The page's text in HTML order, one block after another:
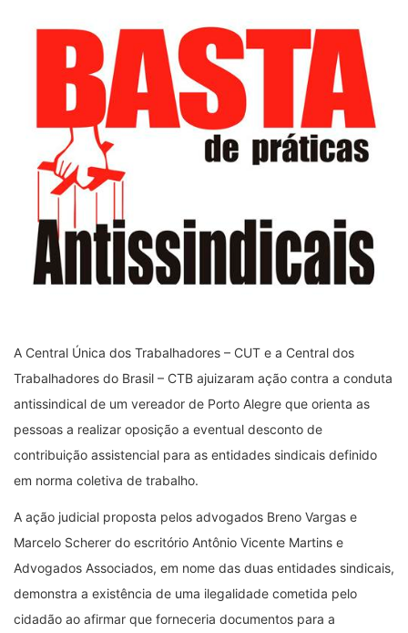
A Central Única dos Trabalhadores – CUT e a Central dos
Trabalhadores do Brasil – CTB ajuizaram ação contra a conduta
antissindical de um vereador de Porto Alegre que orienta as
pessoas a realizar oposição a eventual desconto de
contribuição assistencial para as entidades sindicais definido
em norma coletiva de trabalho.
A ação judicial proposta pelos advogados Breno Vargas e
Marcelo Scherer do escritório Antônio Vicente Martins e
Advogados Associados, em nome das duas entidades sindicais,
demonstra a existência de uma ilegalidade cometida pelo
cidadão ao afirmar que forneceria documentos para a